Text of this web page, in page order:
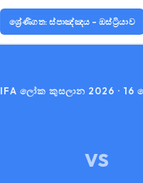
ශ්‍රේණිගත: ස්පාඤ්ඤය – ඔස්ට්‍රියාව
ලෝක කුසලාන 2026 · 16
VS